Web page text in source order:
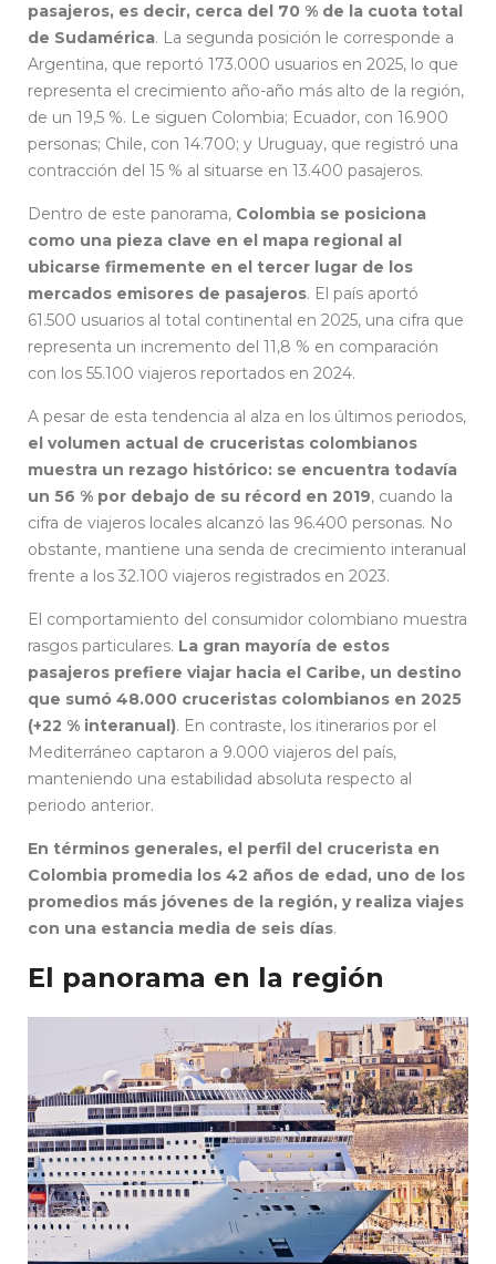
pasajeros, es decir, cerca del 70 % de la cuota total
de Sudamérica. La segunda posición le corresponde a
Argentina, que reportó 173.000 usuarios en 2025, lo que
representa el crecimiento año-año más alto de la región,
de un 19,5 %. Le siguen Colombia; Ecuador, con 16.900
personas; Chile, con 14.700; y Uruguay, que registró una
contracción del 15 % al situarse en 13.400 pasajeros.
Dentro de este panorama, Colombia se posiciona
como una pieza clave en el mapa regional al
ubicarse firmemente en el tercer lugar de los
mercados emisores de pasajeros. El país aportó
61.500 usuarios al total continental en 2025, una cifra que
representa un incremento del 11,8 % en comparación
con los 55.100 viajeros reportados en 2024.
A pesar de esta tendencia al alza en los últimos periodos,
el volumen actual de cruceristas colombianos
muestra un rezago histórico: se encuentra todavía
un 56 % por debajo de su récord en 2019, cuando la
cifra de viajeros locales alcanzó las 96.400 personas. No
obstante, mantiene una senda de crecimiento interanual
frente a los 32.100 viajeros registrados en 2023.
El comportamiento del consumidor colombiano muestra
rasgos particulares. La gran mayoría de estos
pasajeros prefiere viajar hacia el Caribe, un destino
que sumó 48.000 cruceristas colombianos en 2025
(+22 % interanual). En contraste, los itinerarios por el
Mediterráneo captaron a 9.000 viajeros del país,
manteniendo una estabilidad absoluta respecto al
periodo anterior.
En términos generales, el perfil del crucerista en
Colombia promedia los 42 años de edad, uno de los
promedios más jóvenes de la región, y realiza viajes
con una estancia media de seis días.
El panorama en la región